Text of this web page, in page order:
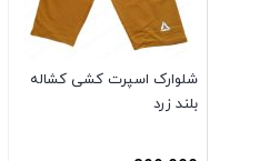
شلوارک اسپرت کشی کشاله
بلند زرد